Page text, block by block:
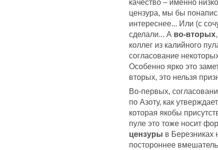
качество – именно
цензура, мы бы
интереснее... Или (с
сделали... А во-вторых
коллег из калийного
согласование
Особенно ярко это
вторых, это нельзя
Во-первых,
по Азоту, как
которая якобы
пуле это тоже носит
цензуры в Березниках
постороннее